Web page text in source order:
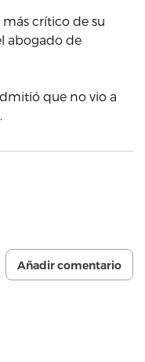
crítico de su
abogado de
que no vio a
Añadir comentario